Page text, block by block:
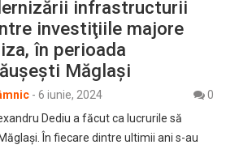
infrastructurii
investiţiile majore
în perioada
Măglaşi
- 6 iunie, 2024
0
Dediu a făcut ca lucrurile să
În fiecare dintre ultimii ani s-au